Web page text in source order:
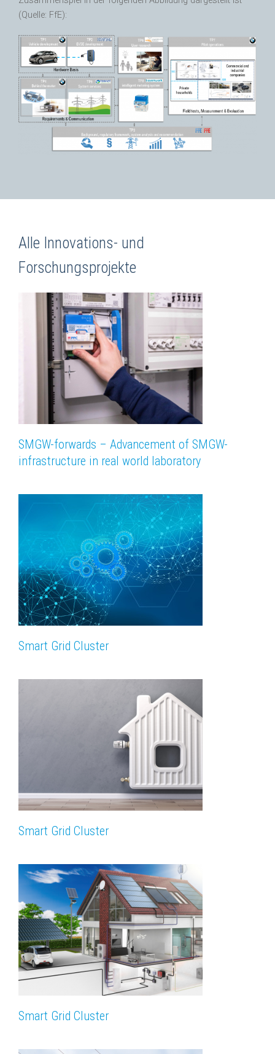
(Quelle: FfE):
Alle Innovations- und
Forschungsprojekte
SMGW-forwards – Advancement of SMGW-
infrastructure in real world laboratory
Smart Grid Cluster
Smart Grid Cluster
Smart Grid Cluster